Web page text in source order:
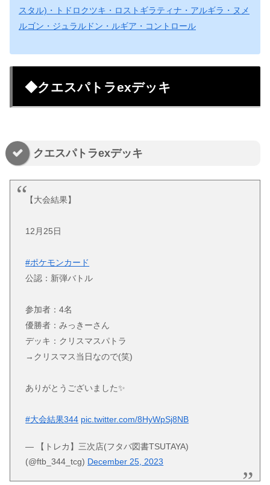
スタル)・トドロクツキ・ロストギラティナ・アルギラ・ヌメ
ルゴン・ジュラルドン・ルギア・コントロール
◆クエスパトラexデッキ
クエスパトラexデッキ
【大会結果】
12月25日
#ポケモンカード
公認：新弾バトル
参加者：4名
優勝者：みっきーさん
デッキ：クリスマスパトラ
→クリスマス当日なので(笑)
ありがとうございました✨️
#大会結果344 pic.twitter.com/8HyWpSj8NB
— 【トレカ】三次店(フタバ図書TSUTAYA)
(@ftb_344_tcg) December 25, 2023